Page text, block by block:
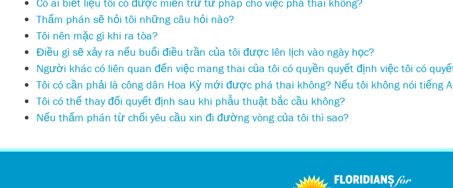
Thẩm phán sẽ hỏi tôi những câu hỏi nào?
Tôi nên mặc gì khi ra tòa?
Điều gì sẽ xảy ra nếu buổi điều trần của tôi được lên lịch vào ngày học?
Người khác có liên quan đến việc mang thai của tôi có quyền quyết định việc tôi có
Tôi có cần phải là công dân Hoa Kỳ mới được phá thai không? Nếu tôi không nói tiếng
Tôi có thể thay đổi quyết định sau khi phẫu thuật bắc cầu không?
Nếu thẩm phán từ chối yêu cầu xin đi đường vòng của tôi thì sao?